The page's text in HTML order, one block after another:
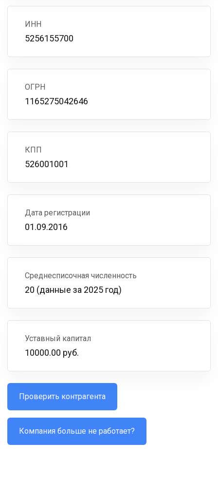
ИНН
5256155700
ОГРН
1165275042646
КПП
526001001
Дата регистрации
01.09.2016
Среднесписочная численность
20 (данные за 2025 год)
Уставный капитал
10000.00 руб.
Проверить контрагента
Компания больше не работает?